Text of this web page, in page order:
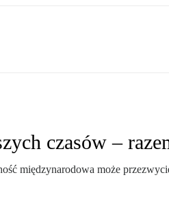
czasów –
międzynarodowa może